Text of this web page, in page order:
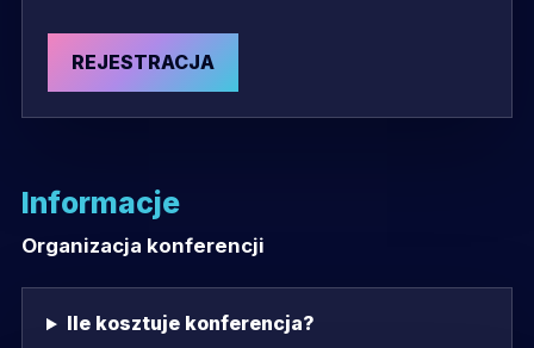
REJESTRACJA
Informacje
Organizacja konferencji
Ile kosztuje konferencja?